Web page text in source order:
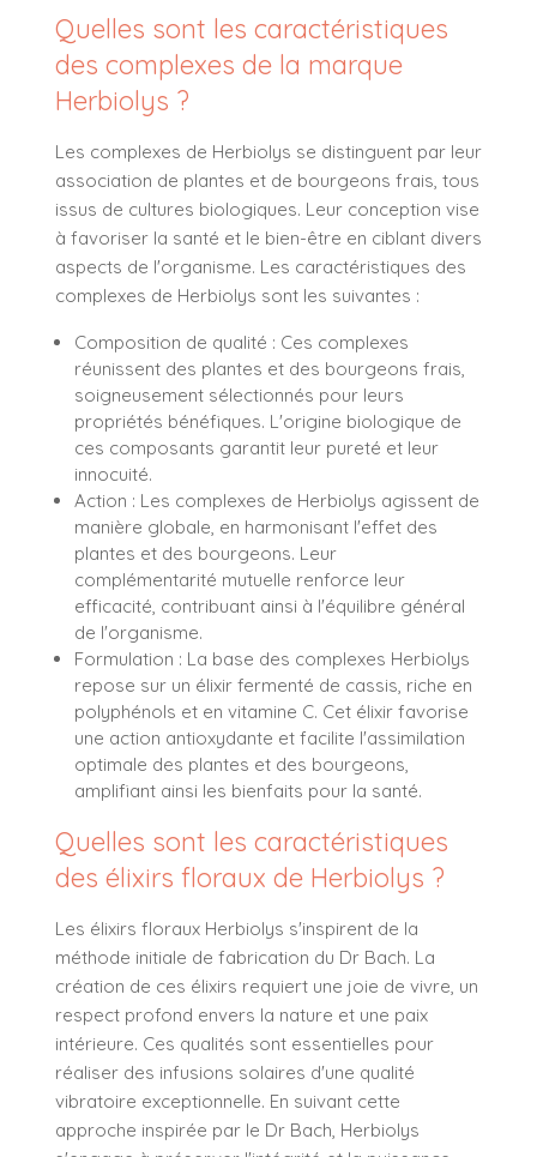
Quelles sont les caractéristiques
des complexes de la marque
Herbiolys ?
Les complexes de Herbiolys se distinguent par leur
association de plantes et de bourgeons frais, tous
issus de cultures biologiques. Leur conception vise
à favoriser la santé et le bien-être en ciblant divers
aspects de l'organisme. Les caractéristiques des
complexes de Herbiolys sont les suivantes :
Composition de qualité : Ces complexes
réunissent des plantes et des bourgeons frais,
soigneusement sélectionnés pour leurs
propriétés bénéfiques. L'origine biologique de
ces composants garantit leur pureté et leur
innocuité.
Action : Les complexes de Herbiolys agissent de
manière globale, en harmonisant l'effet des
plantes et des bourgeons. Leur
complémentarité mutuelle renforce leur
efficacité, contribuant ainsi à l'équilibre général
de l'organisme.
Formulation : La base des complexes Herbiolys
repose sur un élixir fermenté de cassis, riche en
polyphénols et en vitamine C. Cet élixir favorise
une action antioxydante et facilite l'assimilation
optimale des plantes et des bourgeons,
amplifiant ainsi les bienfaits pour la santé.
Quelles sont les caractéristiques
des élixirs floraux de Herbiolys ?
Les élixirs floraux Herbiolys s'inspirent de la
méthode initiale de fabrication du Dr Bach. La
création de ces élixirs requiert une joie de vivre, un
respect profond envers la nature et une paix
intérieure. Ces qualités sont essentielles pour
réaliser des infusions solaires d'une qualité
vibratoire exceptionnelle. En suivant cette
approche inspirée par le Dr Bach, Herbiolys